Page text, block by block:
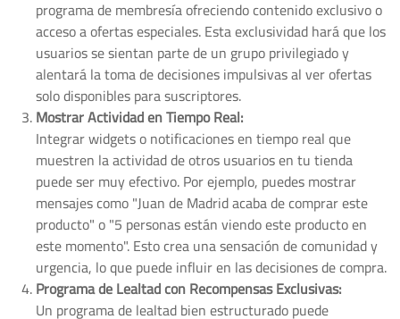
programa de membresía ofreciendo contenido exclusivo o
acceso a ofertas especiales. Esta exclusividad hará que los
usuarios se sientan parte de un grupo privilegiado y
alentará la toma de decisiones impulsivas al ver ofertas
solo disponibles para suscriptores.
Mostrar Actividad en Tiempo Real:
Integrar widgets o notificaciones en tiempo real que
muestren la actividad de otros usuarios en tu tienda
puede ser muy efectivo. Por ejemplo, puedes mostrar
mensajes como "Juan de Madrid acaba de comprar este
producto" o "5 personas están viendo este producto en
este momento". Esto crea una sensación de comunidad y
urgencia, lo que puede influir en las decisiones de compra.
Programa de Lealtad con Recompensas Exclusivas:
Un programa de lealtad bien estructurado puede